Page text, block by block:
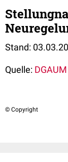
Stand:
Quelle: DGAUM
© Copyright